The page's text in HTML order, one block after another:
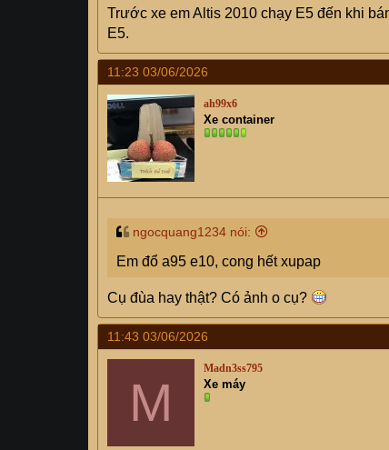
Trước xe em Altis 2010 chạy E5 đến khi
E5.
11:23 03/06/2026
ah99x6
Xe container
ngocquang1234 nói:
Em đổ a95 e10, cong hết xupap
Cụ đùa hay thật? Có ảnh o cụ?
11:43 03/06/2026
M
Madn3ss795
Xe máy